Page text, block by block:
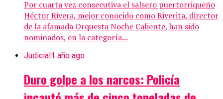
Por cuarta vez consecutiva el salsero puertorriqueño
Héctor Rivera, mejor conocido como Riverita, director
de la afamada Orquesta Noche Caliente, han sido
nominados, en la categoría...
Judicial1 año ago
Duro golpe a los narcos: Policía